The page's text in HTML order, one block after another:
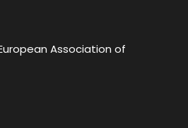
Association of